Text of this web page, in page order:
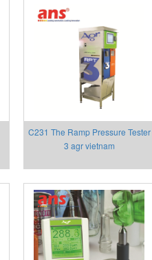
C231 The Ramp Pressure Tester
3 agr vietnam